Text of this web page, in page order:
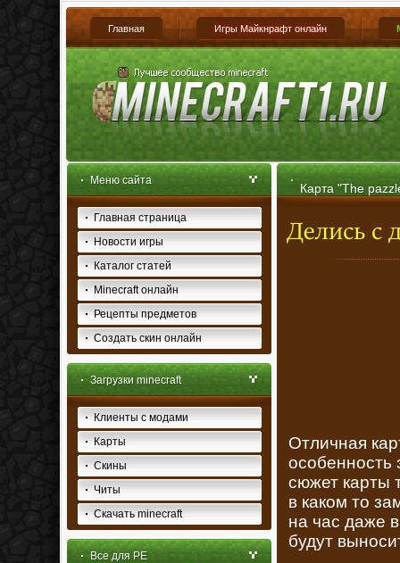
Главная Игры Майкнрафт онлайн
Меню сайта
Главная страница
Новости игры
Каталог статей
Minecraft онлайн
Рецепты предметов
Создать скин онлайн
Загрузки minecraft
Клиенты с модами
Карты
Скины
Читы
Скачать minecraft
Все для PE
Карта "The
Отличная
особенность
сюжет карты
в каком то
на час даже
будут